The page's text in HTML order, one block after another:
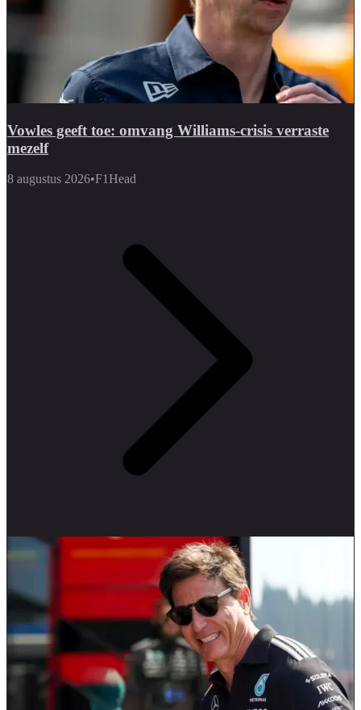
Vowles geeft toe: omvang Williams-crisis verraste
mezelf
8 augustus 2026•F1Head